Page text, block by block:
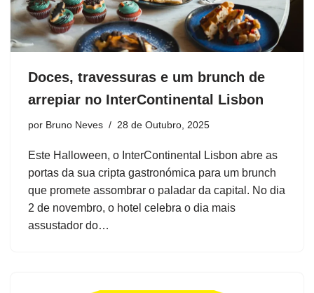
Doces, travessuras e um brunch de
arrepiar no InterContinental Lisbon
por Bruno Neves 28 de Outubro, 2025
Este Halloween, o InterContinental Lisbon abre as
portas da sua cripta gastronómica para um brunch
que promete assombrar o paladar da capital. No dia
2 de novembro, o hotel celebra o dia mais
assustador do…